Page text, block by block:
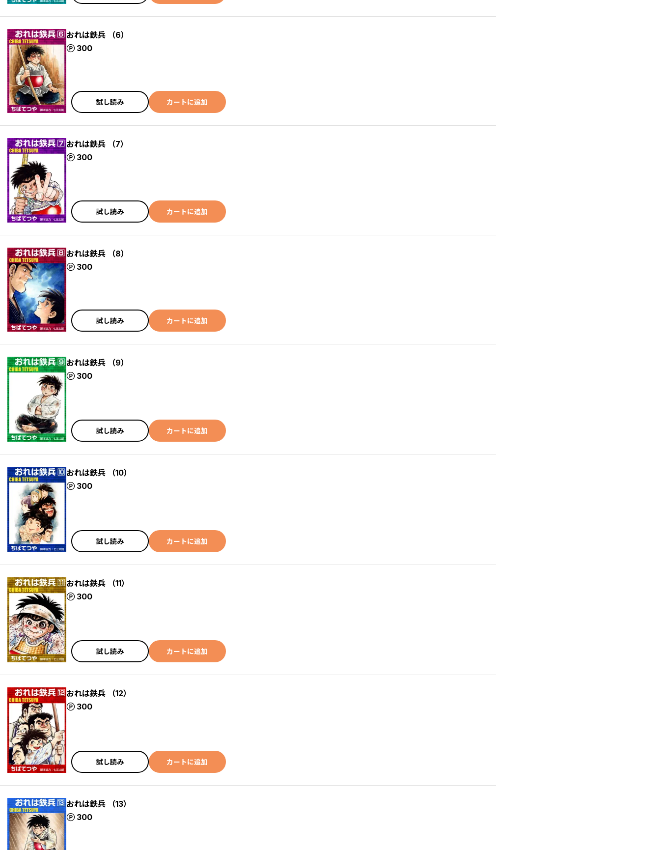
おれは鉄兵 （6）
300
ポイント
試し読み カートに追加
おれは鉄兵 （7）
300
ポイント
試し読み カートに追加
おれは鉄兵 （8）
300
ポイント
試し読み カートに追加
おれは鉄兵 （9）
300
ポイント
試し読み カートに追加
おれは鉄兵 （10）
300
ポイント
試し読み カートに追加
おれは鉄兵 （11）
300
ポイント
試し読み カートに追加
おれは鉄兵 （12）
300
ポイント
試し読み カートに追加
おれは鉄兵 （13）
300
ポイント